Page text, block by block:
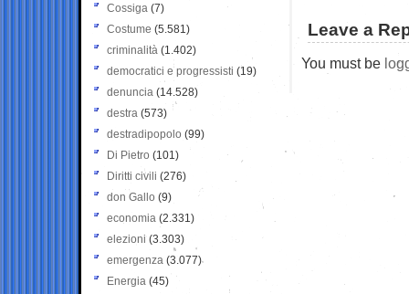
Leave a
You must be
Cossiga (7)
Costume (5.581)
criminalità (1.402)
democratici e progressisti (19)
denuncia (14.528)
destra (573)
destradipopolo (99)
Di Pietro (101)
Diritti civili (276)
don Gallo (9)
economia (2.331)
elezioni (3.303)
emergenza (3.077)
Energia (45)